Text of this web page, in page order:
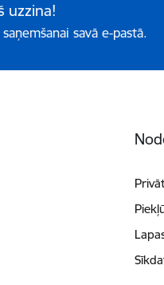
uzzina!
savā e-pastā.